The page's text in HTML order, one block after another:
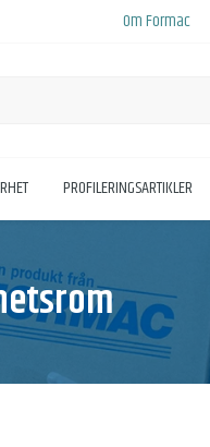
Om Formac
PROFILERINGSARTIKLER